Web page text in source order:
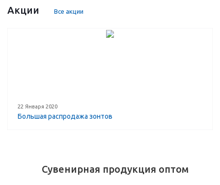
Акции Все акции
22 Января 2020
Большая распродажа зонтов
Сувенирная продукция оптом